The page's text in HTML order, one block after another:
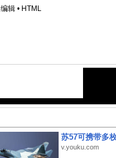
编辑• HTML
苏57可携带多
v.youku.com